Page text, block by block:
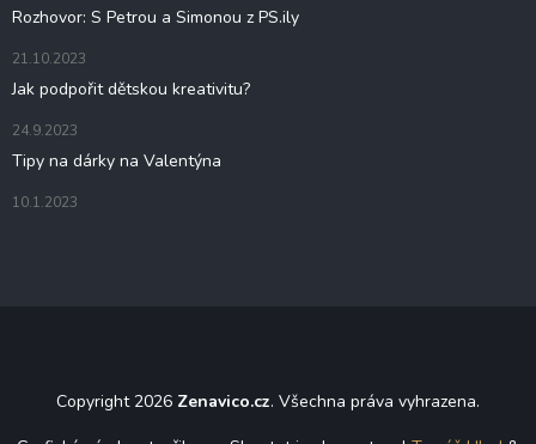
Rozhovor: S Petrou a Simonou z PS.ily
21.10.2023
Jak podpořit dětskou kreativitu?
24.9.2023
Tipy na dárky na Valentýna
10.1.2023
Copyright 2026 Zenavico.cz. Všechna práva vyhrazena.